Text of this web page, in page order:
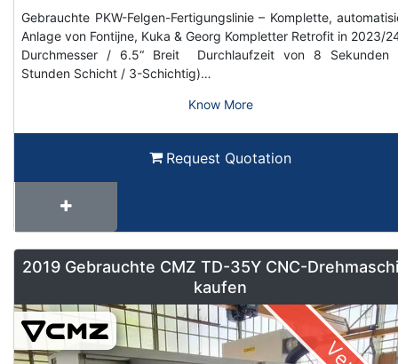
Gebrauchte PKW-Felgen-Fertigungslinie – Komplette,
Anlage von Fontijne, Kuka & Georg Kompletter Retrofit in 2023/
Durchmesser / 6.5“ Breit Durchlaufzeit von 8 Sekunden
Stunden Schicht / 3-Schichtig)…
Know More
Request Quotation
2019 Gebrauchte CMZ TD-35Y CNC-
kaufen